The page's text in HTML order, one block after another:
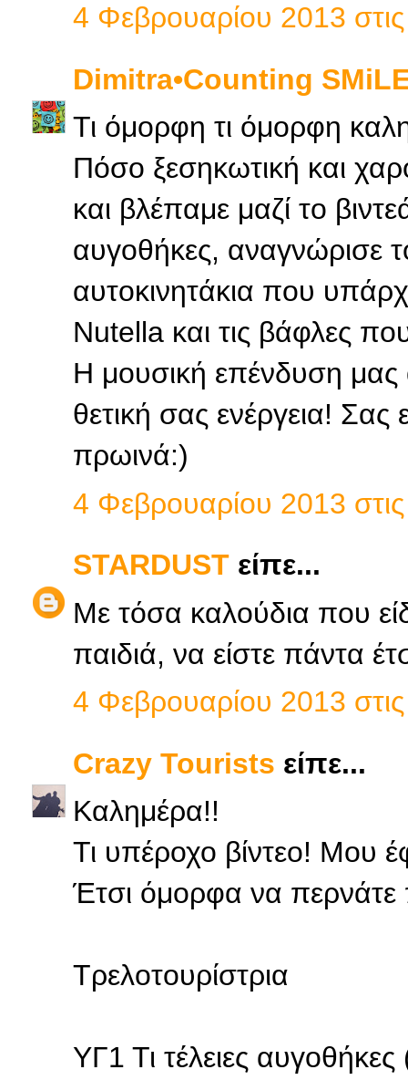
4 Φεβρουαρίου 2013
Dimitra•Counting
Τι όμορφη τι όμορφη
Πόσο ξεσηκωτική και
και βλέπαμε μαζί το
αυγοθήκες, αναγνώρισε
αυτοκινητάκια που
Nutella και τις βάφλες
Η μουσική επένδυση
θετική σας ενέργεια! Σας
πρωινά:)
4 Φεβρουαρίου 2013
STARDUST είπε...
Με τόσα καλούδια που
παιδιά, να είστε πάντα
4 Φεβρουαρίου 2013
Crazy Tourists είπε...
Καλημέρα!!
Τι υπέροχο βίντεο! Μου
Έτσι όμορφα να περνάτε
Τρελοτουρίστρια
ΥΓ1 Τι τέλειες αυγοθήκες